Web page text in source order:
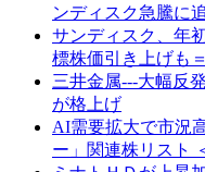
ンディスク急騰に
サンディスク、年
標株価引き上げも
三井金属---大幅反
が格上げ
AI需要拡大で市況
ー」関連株リスト